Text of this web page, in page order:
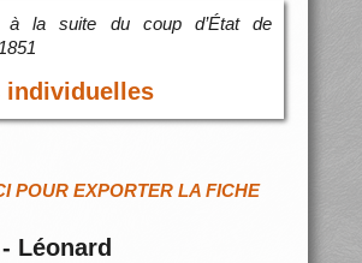
à la suite du coup d’État de
individuelles
POUR EXPORTER LA FICHE
Léonard